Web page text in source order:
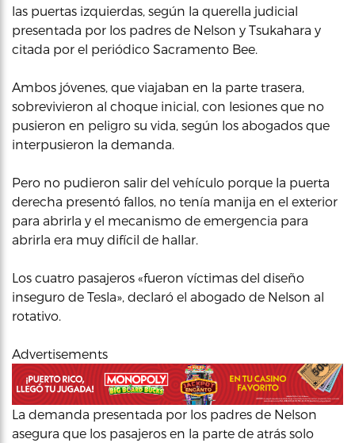
las puertas izquierdas, según la querella judicial
presentada por los padres de Nelson y Tsukahara y
citada por el periódico Sacramento Bee.
Ambos jóvenes, que viajaban en la parte trasera,
sobrevivieron al choque inicial, con lesiones que no
pusieron en peligro su vida, según los abogados que
interpusieron la demanda.
Pero no pudieron salir del vehículo porque la puerta
derecha presentó fallos, no tenía manija en el exterior
para abrirla y el mecanismo de emergencia para
abrirla era muy difícil de hallar.
Los cuatro pasajeros «fueron víctimas del diseño
inseguro de Tesla», declaró el abogado de Nelson al
rotativo.
Advertisements
La demanda presentada por los padres de Nelson
asegura que los pasajeros en la parte de atrás solo